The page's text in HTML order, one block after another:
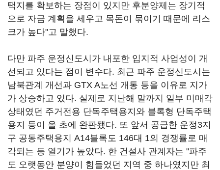
택지를 확보하는 장점이 있지만 후분양제는 장기적
으로 자금 계획을 세우고 목돈이 묶이기 때문에 리스
크가 높다"고 말했다.
다만 파주 운정신도시가 내포한 입지적 사업성이 개
선되고 있다는 점이 변수다. 최근 파주 운정신도시는
남북관계 개선과 GTX A노선 개통 등을 이유로 지가
가 상승하고 있다. 실제로 지난해 말까지 일부 미매각
상태였던 주거전용 단독주택용지와 블록형 단독주택
용지 등이 올 초에 완판됐다. 또 앞서 공급한 운정3지
구 공동주택용지 A14블록도 146대 1의 경쟁률로 매
각되는 등 열기가 높았다. 한 건설사 관계자는 "파주
도 오랫동안 분양이 힘들었던 지역 중 하나였지만 최